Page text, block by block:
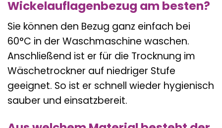
Wickelauflagenbezug am besten?
Sie können den Bezug ganz einfach bei
60°C in der Waschmaschine waschen.
Anschließend ist er für die Trocknung im
Wäschetrockner auf niedriger Stufe
geeignet. So ist er schnell wieder hygienisch
sauber und einsatzbereit.